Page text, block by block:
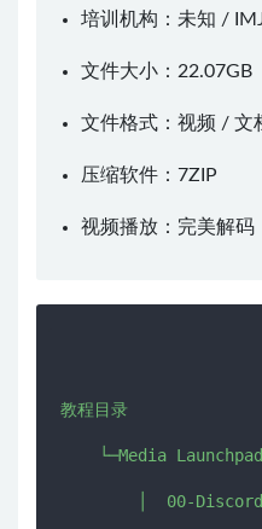
培训机构：未知 /
文件大小：22.07GB
文件格式：视频 / 文
压缩软件： 7ZIP
视频播放： 完美解码
教程目录
    └─Media Launchpad
│  00-